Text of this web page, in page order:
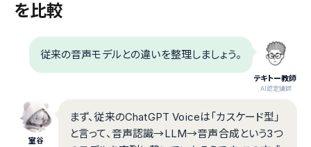
を比較
テキトー教師
.AI認定講師
従来の音声モデルとの違いを整理しましょう。
室谷
まず、従来のChatGPT Voiceは「カスケード型」
と言って、音声認識→LLM→音声合成という3つ